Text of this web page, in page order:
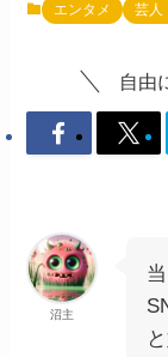
エンタメ 芸人
自由
沼主